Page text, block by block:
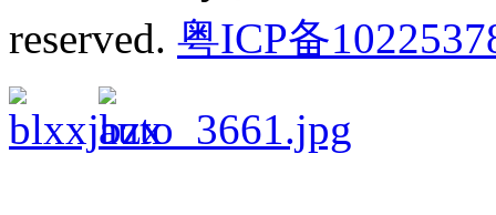
reserved. 粤ICP备